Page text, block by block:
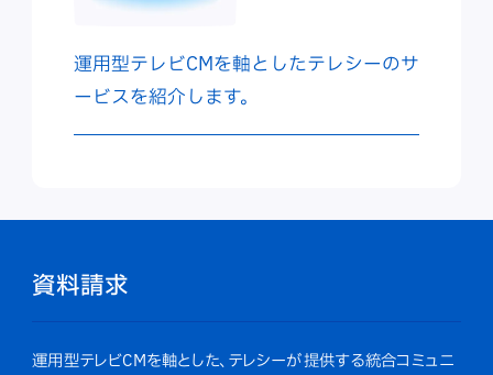
運用型テレビCMを軸としたテレシーのサ
ービスを紹介します。
資料請求
運用型テレビCMを軸とした、テレシーが提供する統合コミュニ